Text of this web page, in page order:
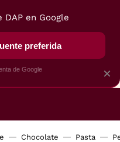
DE AIRE GUÍAS DE
Chocolate Pasta
×
DAP en Google
preferida
de Google